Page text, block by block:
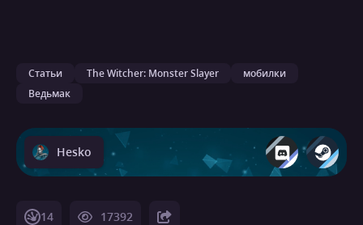
Статьи The Witcher: Monster Slayer
мобилки
Ведьмак
Hesko
14 17392